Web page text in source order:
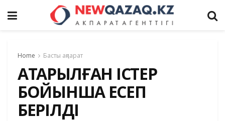
Home Басты ақпарат
АТҚАРЫЛҒАН ІСТЕР
БОЙЫНША ЕСЕП
БЕРІЛДІ